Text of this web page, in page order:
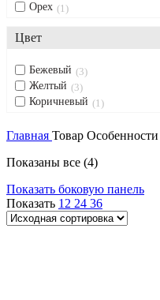
Орех 1
Цвет
Бежевый 3
Желтый 3
Коричневый 1
Главная Товар Особенности
Показаны все (4)
Показать боковую панель
Показать 12 24 36